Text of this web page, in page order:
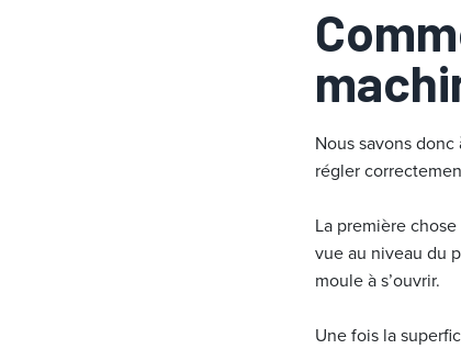
Nous savons
régler
La première
vue au niveau du
moule à s’ouvrir.
Une fois la